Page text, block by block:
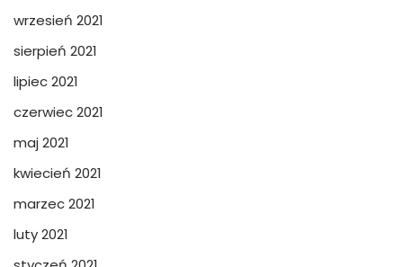
wrzesień 2021
sierpień 2021
lipiec 2021
czerwiec 2021
maj 2021
kwiecień 2021
marzec 2021
luty 2021